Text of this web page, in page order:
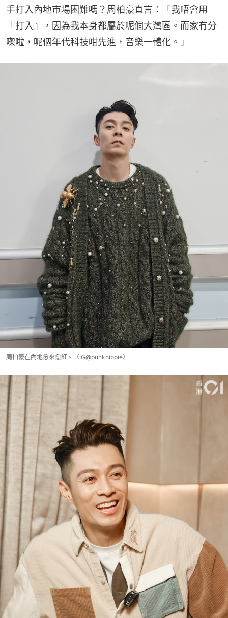
手打入內地市場困難嗎？周柏豪直言：「我唔會用
『打入』，因為我本身都屬於呢個大灣區。而家冇分
㗎啦，呢個年代科技咁先進，音樂一體化。」
周柏豪在內地愈來愈紅。（IG@punkhippie）